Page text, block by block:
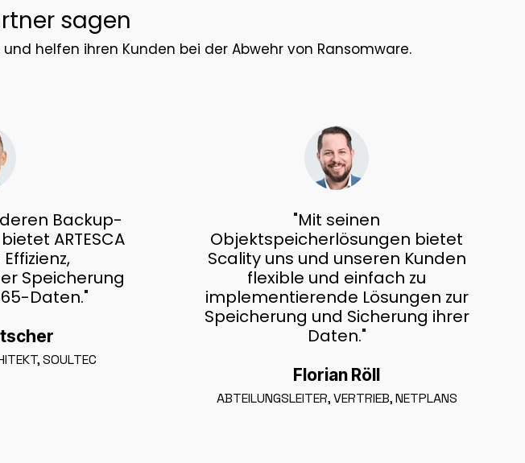
sagen
helfen ihren Kunden bei der Abwehr von Ransomware.
Backup-
ARTESCA
Speicherung
Daten."
SOULTEC
"Mit seinen
Objektspeicherlösungen bietet
Scality uns und unseren Kunden
flexible und einfach zu
implementierende Lösungen zur
Speicherung und Sicherung ihrer
Daten."
Florian Röll
ABTEILUNGSLEITER, VERTRIEB, NETPLANS